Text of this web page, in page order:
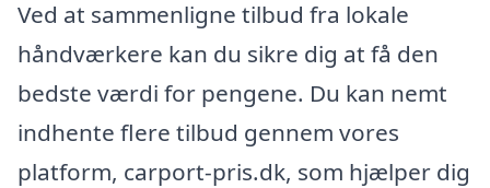
Ved at sammenligne tilbud fra lokale
håndværkere kan du sikre dig at få den
bedste værdi for pengene. Du kan nemt
indhente flere tilbud gennem vores
platform, carport-pris.dk, som hjælper dig